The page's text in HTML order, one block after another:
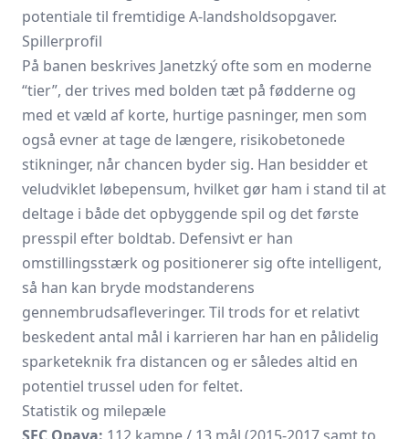
potentiale til fremtidige A-landsholdsopgaver.
Spillerprofil
På banen beskrives Janetzký ofte som en moderne
“tier”, der trives med bolden tæt på fødderne og
med et væld af korte, hurtige pasninger, men som
også evner at tage de længere, risikobetonede
stikninger, når chancen byder sig. Han besidder et
veludviklet løbepensum, hvilket gør ham i stand til at
deltage i både det opbyggende spil og det første
presspil efter boldtab. Defensivt er han
omstillingsstærk og positionerer sig ofte intelligent,
så han kan bryde modstanderens
gennembrudsafleveringer. Til trods for et relativt
beskedent antal mål i karrieren har han en pålidelig
sparketeknik fra distancen og er således altid en
potentiel trussel uden for feltet.
Statistik og milepæle